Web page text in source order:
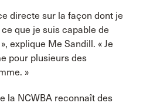
directe sur la façon dont je
que je suis capable de
explique Me Sandill. « Je
pour plusieurs des
»
la NCWBA reconnaît des